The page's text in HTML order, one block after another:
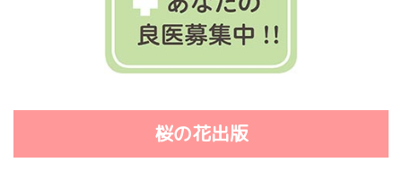
桜の花出版